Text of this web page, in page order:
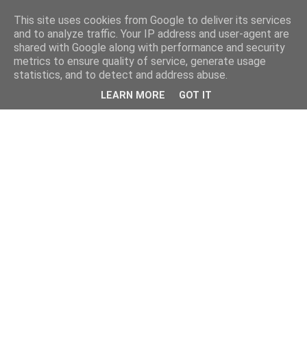
This site uses cookies from Google to deliver its services
and to analyze traffic. Your IP address and user-agent are
shared with Google along with performance and security
metrics to ensure quality of service, generate usage
statistics, and to detect and address abuse.
LEARN MORE GOT IT